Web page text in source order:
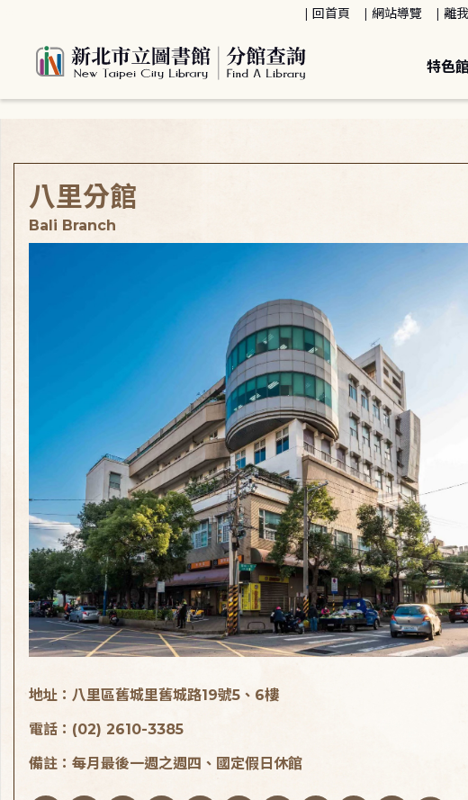
回首頁 網站導覽 離
特色
八里分館
Bali Branch
地址：八里區舊城里舊城路19號5、6樓
電話：(02) 2610-3385
備註：每月最後一週之週四、國定假日休館